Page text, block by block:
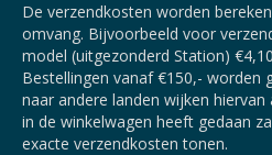
De verzendkosten worden
omvang. Bijvoorbeeld voor
model (uitgezonderd Station)
Bestellingen vanaf €150,- worden
naar andere landen wijken
in de winkelwagen heeft gedaan
exacte verzendkosten tonen.